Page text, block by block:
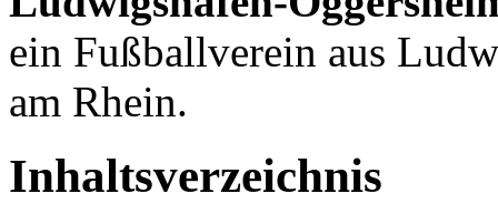
ein Fußballverein aus
am Rhein.
Inhaltsverzeichnis